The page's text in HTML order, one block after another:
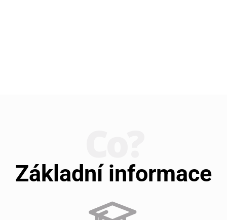
Základní informace